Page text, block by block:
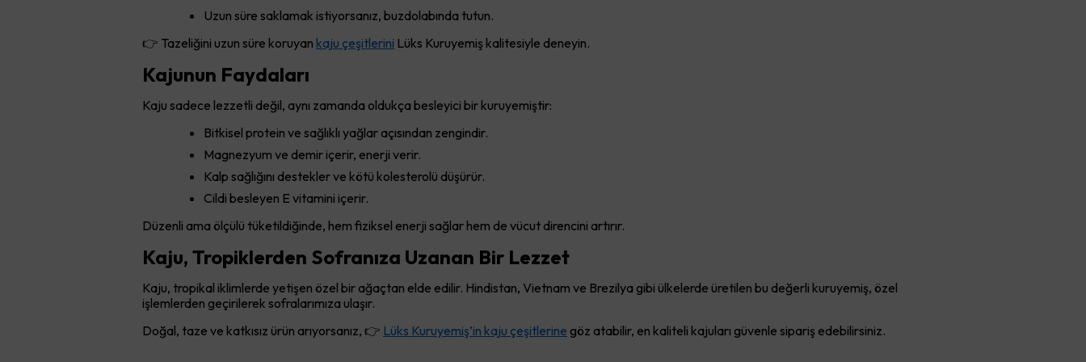
Uzun süre saklamak istiyorsanız, buzdolabında tutun.
👉 Tazeliğini uzun süre koruyan kaju çeşitlerini Lüks Kuruyemiş kalitesiyle deneyin.
Kajunun Faydaları
Kaju sadece lezzetli değil, aynı zamanda oldukça besleyici bir kuruyemiştir:
Bitkisel protein ve sağlıklı yağlar açısından zengindir.
Magnezyum ve demir içerir, enerji verir.
Kalp sağlığını destekler ve kötü kolesterolü düşürür.
Cildi besleyen E vitamini içerir.
Düzenli ama ölçülü tüketildiğinde, hem fiziksel enerji sağlar hem de vücut direncini artırır.
Kaju, Tropiklerden Sofranıza Uzanan Bir Lezzet
Kaju, tropikal iklimlerde yetişen özel bir ağaçtan elde edilir. Hindistan, Vietnam ve Brezilya gibi ülkelerde üretilen bu değerli kuruyemiş, özel
işlemlerden geçirilerek sofralarımıza ulaşır.
Doğal, taze ve katkısız ürün arıyorsanız, 👉 Lüks Kuruyemiş’in kaju çeşitlerine göz atabilir, en kaliteli kajuları güvenle sipariş edebilirsiniz.